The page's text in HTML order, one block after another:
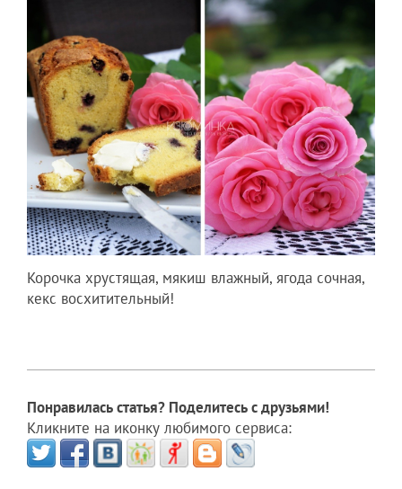
Корочка хрустящая, мякиш влажный, ягода сочная,
кекс восхитительный!
Понравилась статья? Поделитесь с друзьями!
Кликните на иконку любимого сервиса: